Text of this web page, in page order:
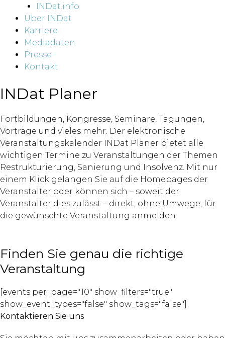
INDat.info
Über INDat
Karriere
Mediadaten
Presse
Kontakt
INDat Planer
Fortbildungen, Kongresse, Seminare, Tagungen,
Vorträge und vieles mehr. Der elektronische
Veranstaltungskalender INDat Planer bietet alle
wichtigen Termine zu Veranstaltungen der Themen
Restrukturierung, Sanierung und Insolvenz. Mit nur
einem Klick gelangen Sie auf die Homepages der
Veranstalter oder können sich – soweit der
Veranstalter dies zulässt – direkt, ohne Umwege, für
die gewünschte Veranstaltung anmelden.
Finden Sie genau die richtige
Veranstaltung
[events per_page="10" show_filters="true"
show_event_types="false" show_tags="false"]
Kontaktieren Sie uns